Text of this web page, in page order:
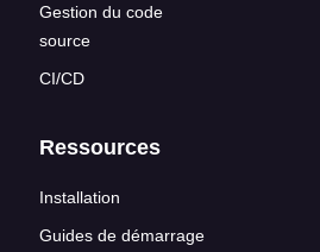
Gestion du code
source
CI/CD
Ressources
Installation
Guides de démarrage